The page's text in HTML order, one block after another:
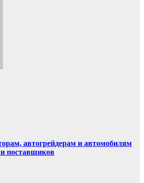
автогрейдерам и автомобилям
поставщиков